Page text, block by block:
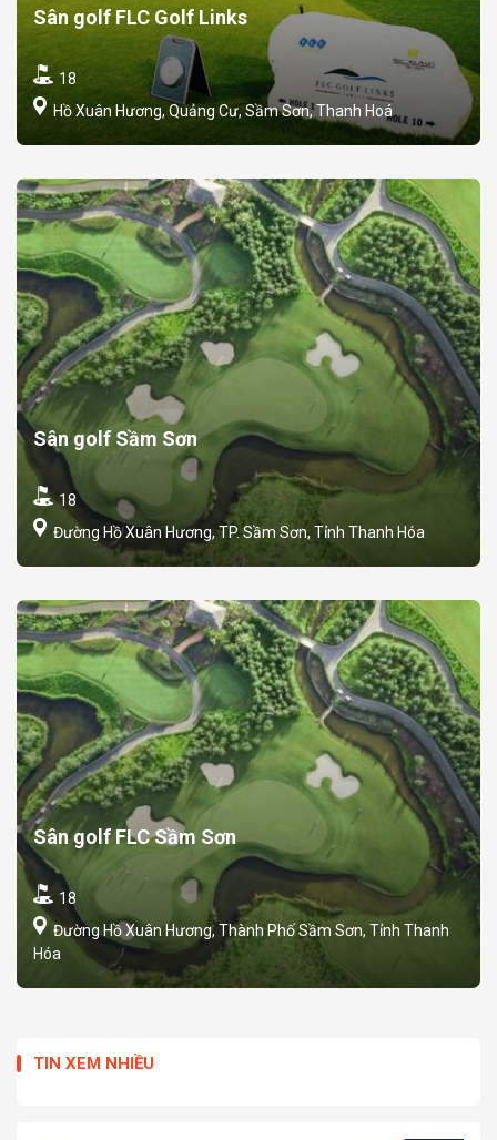
Sân golf FLC Golf Links
18
Hồ Xuân Hương, Quảng Cư, Sầm Sơn, Thanh Hoá
Sân golf Sầm Sơn
18
Đường Hồ Xuân Hương, TP. Sầm Sơn, Tỉnh Thanh Hóa
Sân golf FLC Sầm Sơn
18
Đường Hồ Xuân Hương, Thành Phố Sầm Sơn, Tỉnh Thanh
Hóa
TIN XEM NHIỀU